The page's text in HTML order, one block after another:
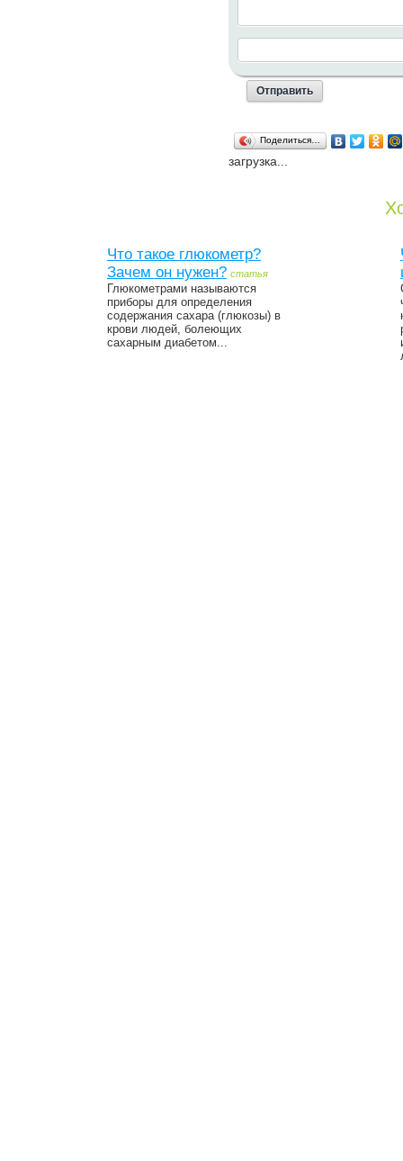
Поделиться…
загрузка...
Что такое глюкометр?
Зачем он нужен? статья
Глюкометрами называются
приборы для определения
содержания сахара (глюкозы) в
крови людей, болеющих
сахарным диабетом...